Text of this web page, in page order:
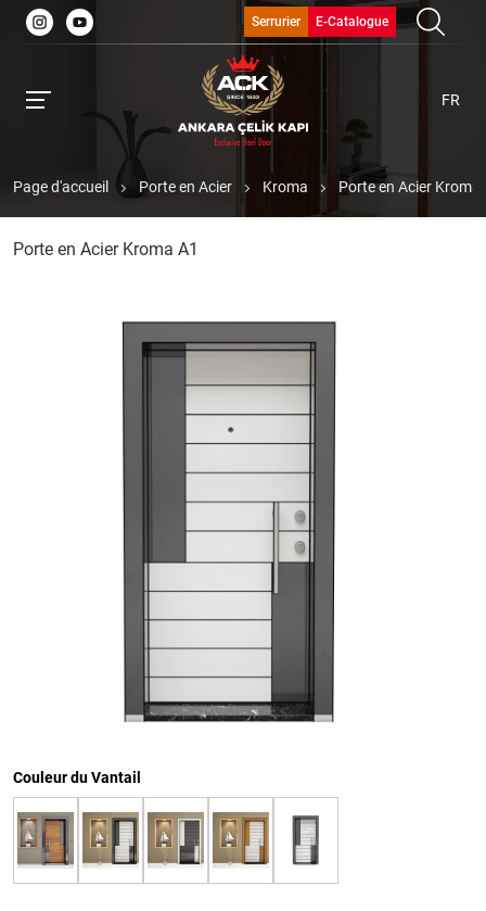
Serrurier E-Catalogue
FR
Page d'accueil Porte en Acier Kroma Porte en Acier Kroma
Porte en Acier Kroma A1
Couleur du Vantail